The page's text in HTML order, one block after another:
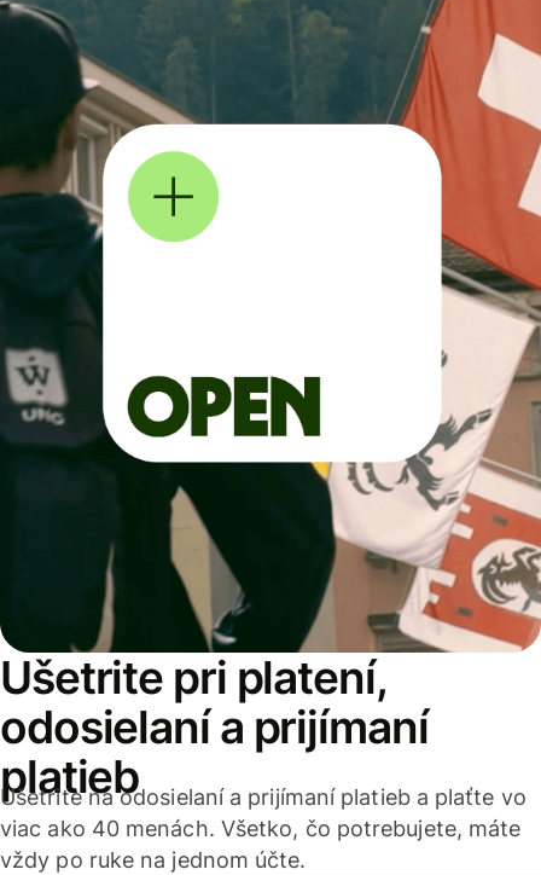
Ušetrite pri platení,
odosielaní a prijímaní
platieb
Ušetrite na odosielaní a prijímaní platieb a plaťte vo
viac ako 40 menách. Všetko, čo potrebujete, máte
vždy po ruke na jednom účte.